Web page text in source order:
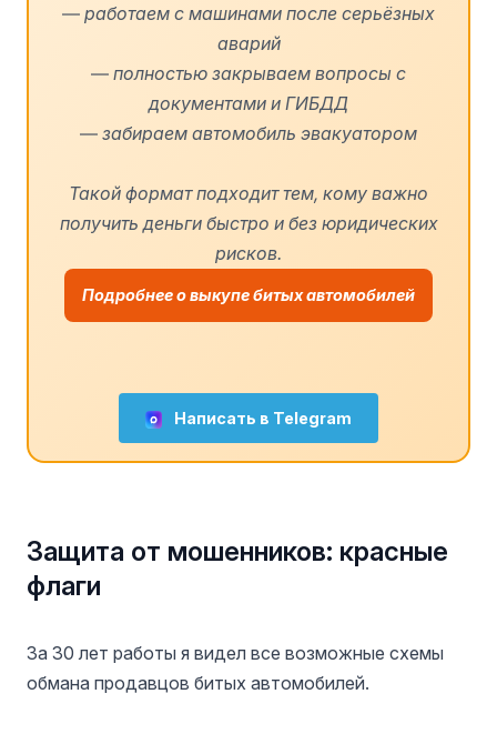
— работаем с машинами после серьёзных
аварий
— полностью закрываем вопросы с
документами и ГИБДД
— забираем автомобиль эвакуатором
Такой формат подходит тем, кому важно
получить деньги быстро и без юридических
рисков.
Подробнее о выкупе битых автомобилей
Написать в Telegram
Защита от мошенников: красные
флаги
За 30 лет работы я видел все возможные схемы
обмана продавцов битых автомобилей.